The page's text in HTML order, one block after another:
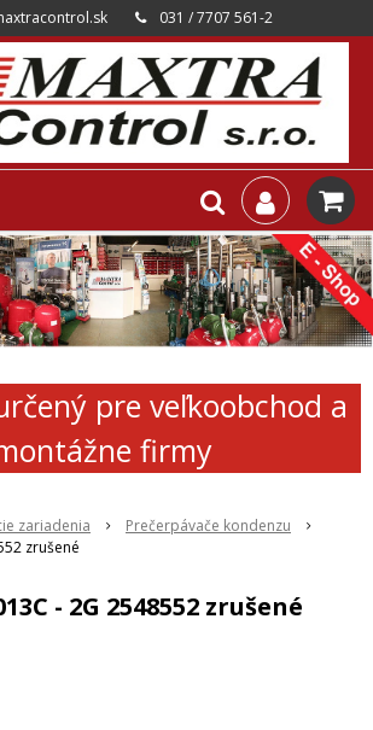
031 / 7707 561-2
pre veľkoobchod a
firmy
zariadenia
Prečerpávače kondenzu
zrušené
- 2G 2548552 zrušené